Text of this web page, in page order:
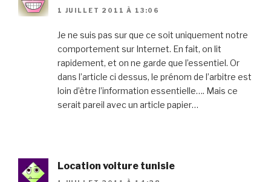
1 JUILLET 2011 À 13:06
Je ne suis pas sur que ce soit uniquement notre
comportement sur Internet. En fait, on lit
rapidement, et on ne garde que l’essentiel. Or
dans l’article ci dessus, le prénom de l’arbitre est
loin d’être l’information essentielle…. Mais ce
serait pareil avec un article papier…
Location voiture tunisie